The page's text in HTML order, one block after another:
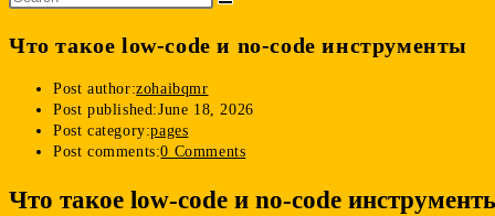
Что такое low-code и no-code инструменты
Post author:zohaibqmr
Post published:June 18, 2026
Post category:pages
Post comments:0 Comments
Что такое low-code и no-code